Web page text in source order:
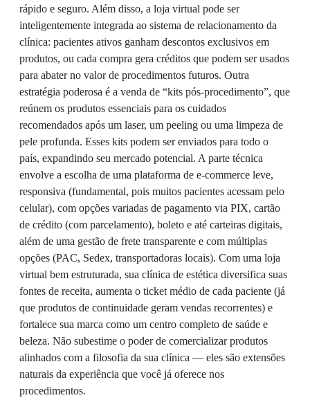
rápido e seguro. Além disso, a loja virtual pode ser
inteligentemente integrada ao sistema de relacionamento da
clínica: pacientes ativos ganham descontos exclusivos em
produtos, ou cada compra gera créditos que podem ser usados
para abater no valor de procedimentos futuros. Outra
estratégia poderosa é a venda de “kits pós-procedimento”, que
reúnem os produtos essenciais para os cuidados
recomendados após um laser, um peeling ou uma limpeza de
pele profunda. Esses kits podem ser enviados para todo o
país, expandindo seu mercado potencial. A parte técnica
envolve a escolha de uma plataforma de e-commerce leve,
responsiva (fundamental, pois muitos pacientes acessam pelo
celular), com opções variadas de pagamento via PIX, cartão
de crédito (com parcelamento), boleto e até carteiras digitais,
além de uma gestão de frete transparente e com múltiplas
opções (PAC, Sedex, transportadoras locais). Com uma loja
virtual bem estruturada, sua clínica de estética diversifica suas
fontes de receita, aumenta o ticket médio de cada paciente (já
que produtos de continuidade geram vendas recorrentes) e
fortalece sua marca como um centro completo de saúde e
beleza. Não subestime o poder de comercializar produtos
alinhados com a filosofia da sua clínica — eles são extensões
naturais da experiência que você já oferece nos
procedimentos.